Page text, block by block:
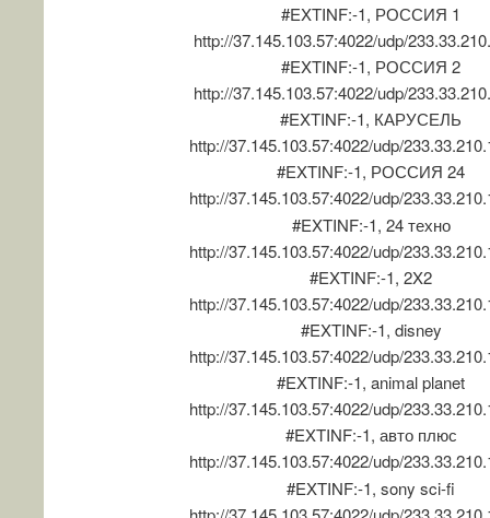
#EXTINF:-1, РОССИЯ 1
http://37.145.103.57:4022/udp/
#EXTINF:-1, РОССИЯ 2
http://37.145.103.57:4022/udp/
#EXTINF:-1, КАРУСЕЛЬ
http://37.145.103.57:4022/udp/
#EXTINF:-1, РОССИЯ 24
http://37.145.103.57:4022/udp/
#EXTINF:-1, 24 техно
http://37.145.103.57:4022/udp/
#EXTINF:-1, 2X2
http://37.145.103.57:4022/udp/
#EXTINF:-1, disney
http://37.145.103.57:4022/udp/
#EXTINF:-1, animal planet
http://37.145.103.57:4022/udp/
#EXTINF:-1, авто плюс
http://37.145.103.57:4022/udp/
#EXTINF:-1, sony sci-fi